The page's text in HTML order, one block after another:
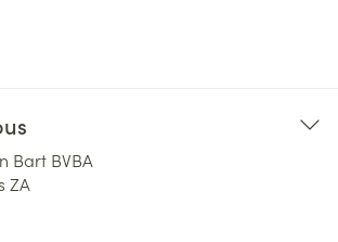
Bart BVBA
ZA